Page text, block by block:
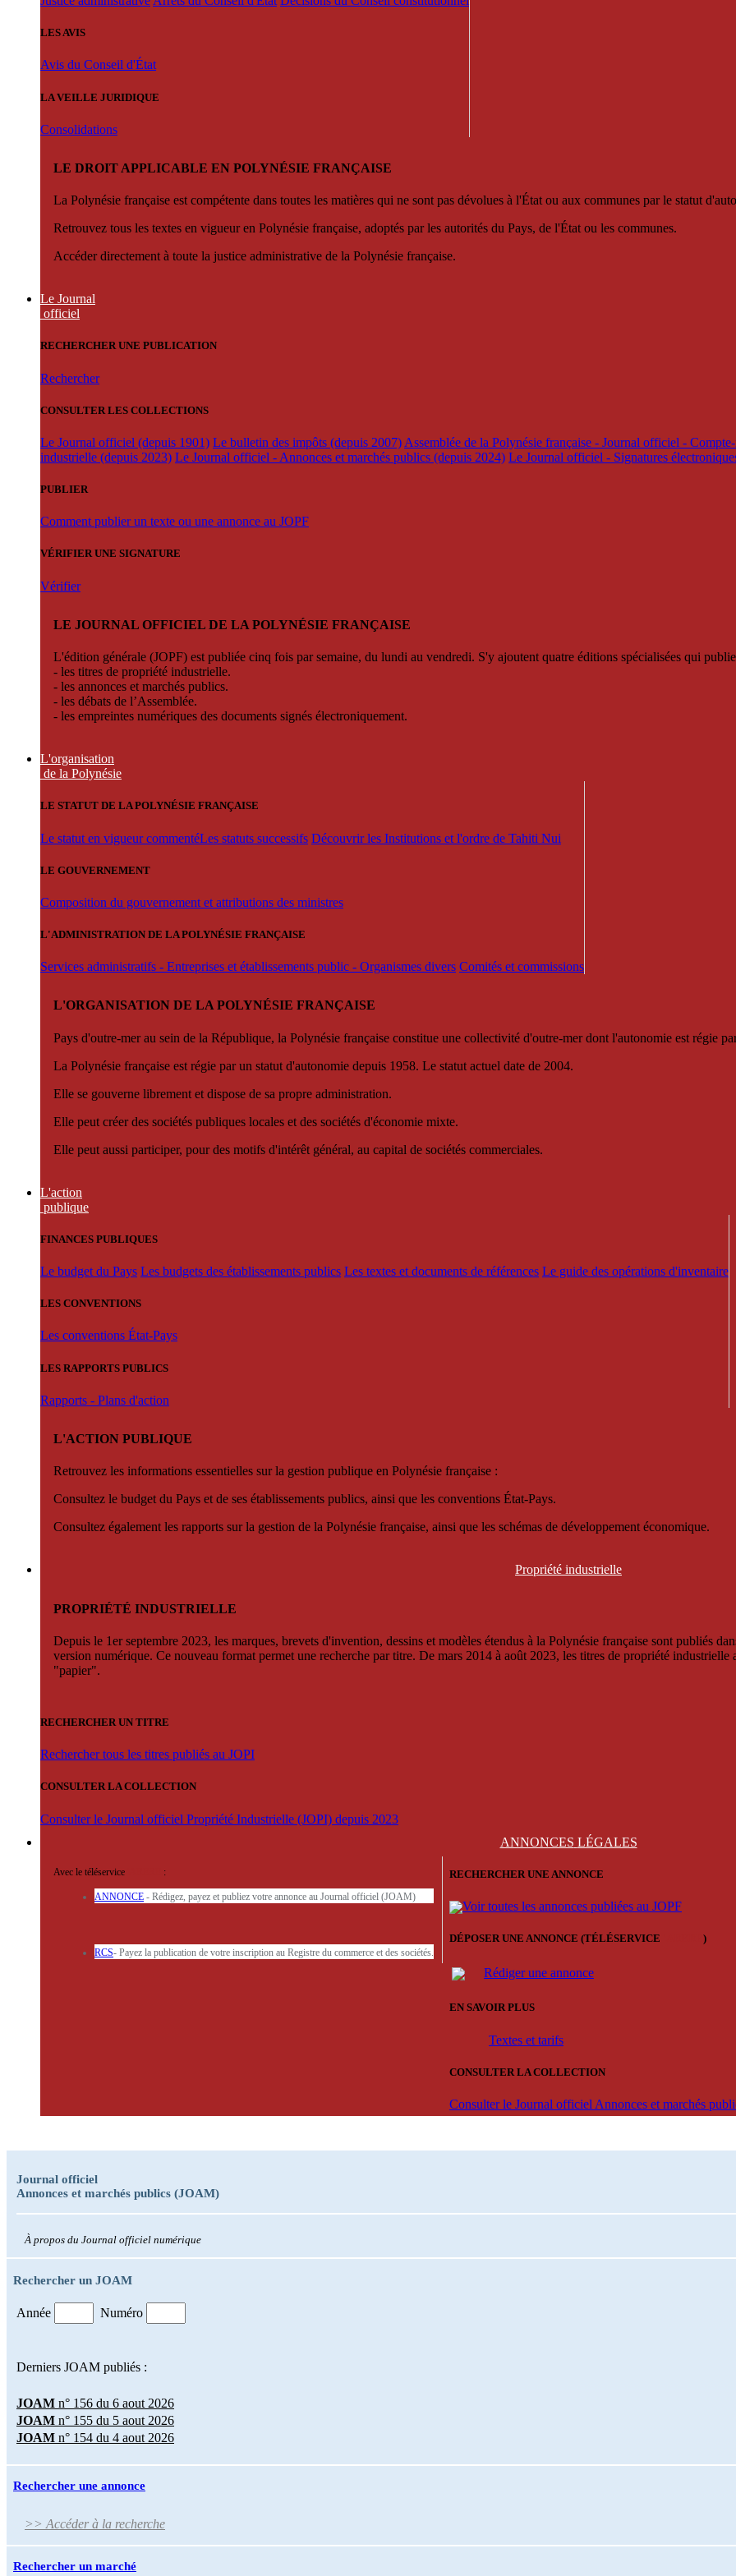
LES AVIS
Avis du Conseil d'État
LA VEILLE JURIDIQUE
Consolidations
LE DROIT APPLICABLE EN POLYNÉSIE FRANÇAISE
La Polynésie française est compétente dans toutes les matières qui ne sont pas dévolues à l'État ou aux communes par le statut
Retrouvez tous les textes en vigueur en Polynésie française, adoptés par les autorités du Pays, de l'État ou les communes.
Accéder directement à toute la justice administrative de la Polynésie française.
Le Journal
officiel
RECHERCHER UNE PUBLICATION
Rechercher
CONSULTER LES COLLECTIONS
Le Journal officiel (depuis 1901) Le bulletin des impôts (depuis 2007) Assemblée de la Polynésie française - Journal officiel -
industrielle (depuis 2023) Le Journal officiel - Annonces et marchés publics (depuis 2024) Le Journal officiel - Signatures
PUBLIER
Comment publier un texte ou une annonce au JOPF
VÉRIFIER UNE SIGNATURE
Vérifier
LE JOURNAL OFFICIEL DE LA POLYNÉSIE FRANÇAISE
L'édition générale (JOPF) est publiée cinq fois par semaine, du lundi au vendredi. S'y ajoutent quatre éditions spécialisées qui
- les titres de propriété industrielle.
- les annonces et marchés publics.
- les débats de l’Assemblée.
- les empreintes numériques des documents signés électroniquement.
L'organisation
de la Polynésie
LE STATUT DE LA POLYNÉSIE FRANÇAISE
Le statut en vigueur commentéLes statuts successifs Découvrir les Institutions et l'ordre de Tahiti Nui
LE GOUVERNEMENT
Composition du gouvernement et attributions des ministres
L'ADMINISTRATION DE LA POLYNÉSIE FRANÇAISE
Services administratifs - Entreprises et établissements public - Organismes divers Comités et commissions
L'ORGANISATION DE LA POLYNÉSIE FRANÇAISE
Pays d'outre-mer au sein de la République, la Polynésie française constitue une collectivité d'outre-mer dont l'autonomie est régie
La Polynésie française est régie par un statut d'autonomie depuis 1958. Le statut actuel date de 2004.
Elle se gouverne librement et dispose de sa propre administration.
Elle peut créer des sociétés publiques locales et des sociétés d'économie mixte.
Elle peut aussi participer, pour des motifs d'intérêt général, au capital de sociétés commerciales.
L'action
publique
FINANCES PUBLIQUES
Le budget du Pays Les budgets des établissements publics Les textes et documents de références Le guide des opérations d'inventaire
LES CONVENTIONS
Les conventions État-Pays
LES RAPPORTS PUBLICS
Rapports - Plans d'action
L'ACTION PUBLIQUE
Retrouvez les informations essentielles sur la gestion publique en Polynésie française :
Consultez le budget du Pays et de ses établissements publics, ainsi que les conventions État-Pays.
Consultez également les rapports sur la gestion de la Polynésie française, ainsi que les schémas de développement économique.
Propriété industrielle
PROPRIÉTÉ INDUSTRIELLE
Depuis le 1er septembre 2023, les marques, brevets d'invention, dessins et modèles étendus à la Polynésie française sont publiés
version numérique. Ce nouveau format permet une recherche par titre. De mars 2014 à août 2023, les titres de propriété
"papier".
RECHERCHER UN TITRE
Rechercher tous les titres publiés au JOPI
CONSULTER LA COLLECTION
Consulter le Journal officiel Propriété Industrielle (JOPI) depuis 2023
ANNONCES LÉGALES
Avec le téléservice :
ANNONCE - Rédigez, payez et publiez votre annonce au Journal officiel (JOAM)
RCS- Payez la publication de votre inscription au Registre du commerce et des sociétés.
RECHERCHER UNE ANNONCE
Voir toutes les annonces publiées au JOPF
DÉPOSER UNE ANNONCE (TÉLÉSERVICE )
Rédiger une annonce
EN SAVOIR PLUS
Textes et tarifs
CONSULTER LA COLLECTION
Consulter le Journal officiel Annonces et marchés
Journal officiel
Annonces et marchés publics (JOAM)
À propos du Journal officiel numérique
Rechercher un JOAM
Année Numéro
Derniers JOAM publiés :
JOAM n° 156 du 6 aout 2026
JOAM n° 155 du 5 aout 2026
JOAM n° 154 du 4 aout 2026
Rechercher une annonce
>> Accéder à la recherche
Rechercher un marché